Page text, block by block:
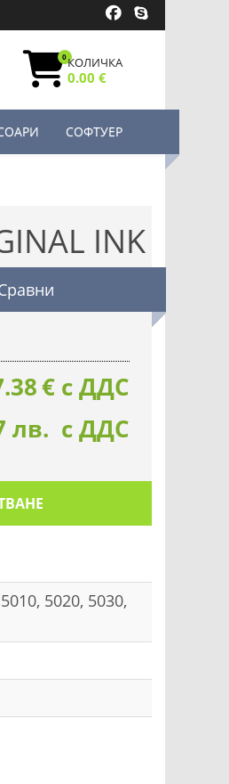
0КОЛИЧКА
0.00 €
СОФТУЕР
INK
€ с ДДС
лв. с ДДС
5020, 5030,